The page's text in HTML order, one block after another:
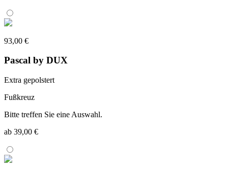
93,00 €
Pascal by DUX
Extra gepolstert
Fußkreuz
Bitte treffen Sie eine Auswahl.
ab 39,00 €